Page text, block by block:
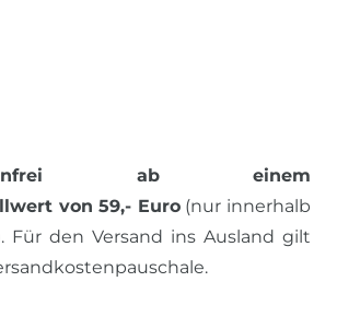
ab einem
von 59,- Euro(nur innerhalb
Für den Versand ins Ausland gilt